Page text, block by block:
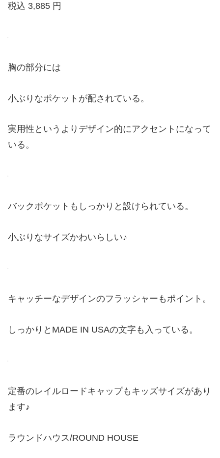
税込 3,885 円
胸の部分には
小ぶりなポケットが配されている。
実用性というよりデザイン的にアクセントになって
いる。
バックポケットもしっかりと設けられている。
小ぶりなサイズかわいらしい♪
キャッチーなデザインのフラッシャーもポイント。
しっかりとMADE IN USAの文字も入っている。
定番のレイルロードキャップもキッズサイズがあり
ます♪
ラウンドハウス/ROUND HOUSE